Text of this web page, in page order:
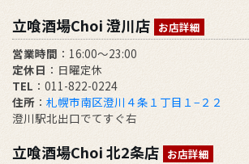
立喰酒場Choi 澄川店 お店詳細
営業時間 ：16:00～23:00
定休日 ：日曜定休
TEL ：011-822-0224
住所 ： 札幌市南区澄川４条１丁目１−２２
澄川駅北出口でてすぐ右
立喰酒場Choi 北2条店 お店詳細